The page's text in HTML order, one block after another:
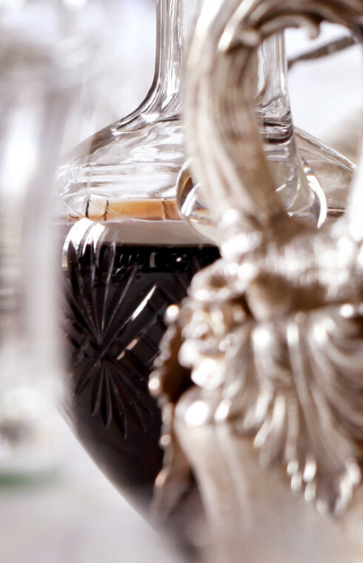
1982 Ch Brane
Cantenac
Logga in för att se priset
Art.nr: 21403-01
Information
Producent Ch Brane Cantenac
Årgång 1982
Land Frankrike
Område Margaux
Färg Rött
75cl
–